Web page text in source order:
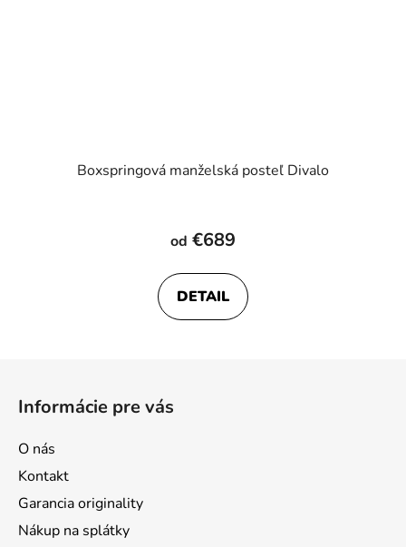
Boxspringová manželská posteľ Divalo
od €689
DETAIL
Informácie pre vás
O nás
Kontakt
Garancia originality
Nákup na splátky